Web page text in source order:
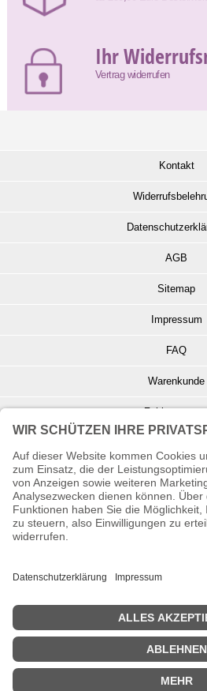
Ihr
Vertrag widerrufen
Kontakt
AGB
Sitemap
Impressum
FAQ
Warenkunde
Info zu Elektro- u.
Informationen zur Echtheit von
© Copyright 2026 Wohnambiente-Shop